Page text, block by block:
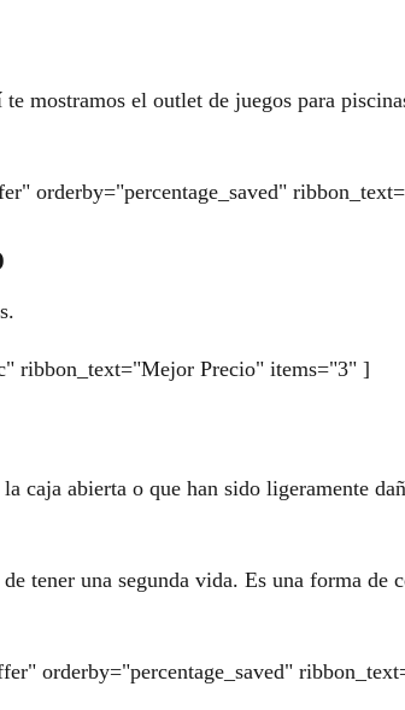
mostramos el outlet de juegos para
orderby="percentage_saved"
ribbon_text="Mejor Precio" items="3" ]
caja abierta o que han sido ligeramente
tener una segunda vida. Es una forma de
orderby="percentage_saved"